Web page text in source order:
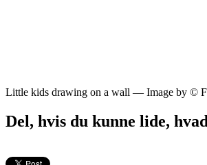
Little kids drawing on a wall — Image by ©
Del, hvis du kunne lide,